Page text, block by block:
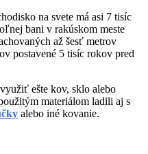
na svete má asi 7 tisíc
bani v rakúskom meste
až šesť metrov
postavené 5 tisíc rokov pred
ešte kov, sklo alebo
materiálom ladili aj s
alebo iné kovanie.